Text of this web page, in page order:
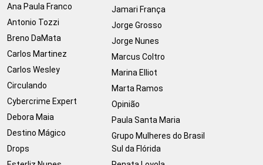
Ana Paula Franco
Antonio Tozzi
Breno DaMata
Carlos Martinez
Carlos Wesley
Circulando
Cybercrime Expert
Debora Maia
Destino Mágico
Drops
Jamari França
Jorge Grosso
Jorge Nunes
Marcus Coltro
Marina Elliot
Marta Ramos
Opinião
Paula Santa Maria
Grupo Mulheres do Brasil
Sul da Flórida